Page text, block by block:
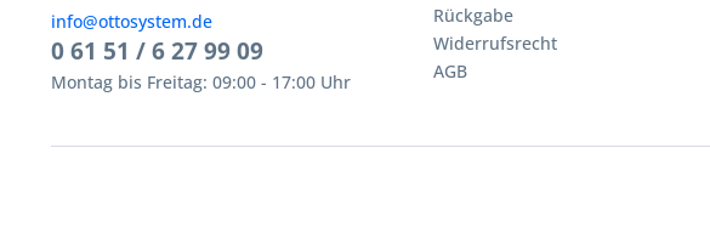
info@ottosystem.de
0 61 51 / 6 27 99 09
Montag bis Freitag: 09:00 - 17:00 Uhr
Rückgabe
Widerrufsrecht
AGB